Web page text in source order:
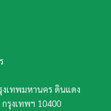
งเทพมหานคร ดินแดง
รุงเทพฯ​ 10400​